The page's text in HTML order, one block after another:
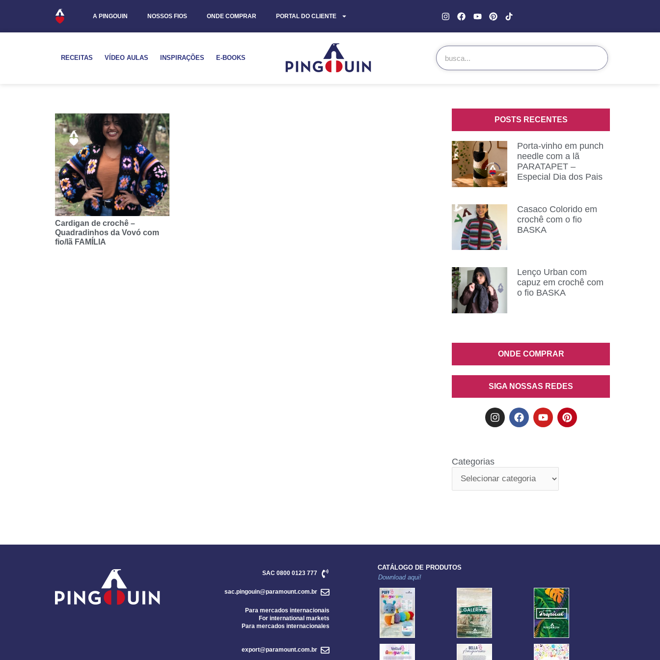
A PINGOUIN NOSSOS FIOS ONDE COMPRAR PORTAL DO CLIENTE
RECEITAS VÍDEO AULAS INSPIRAÇÕES E-BOOKS
Cardigan de crochê –
Quadradinhos da Vovó com
fio/lã FAMÍLIA
POSTS RECENTES
Porta-vinho em punch
needle com a lã
PARATAPET –
Especial Dia dos Pais
Casaco Colorido em
crochê com o fio
BASKA
Lenço Urban com
capuz em crochê com
o fio BASKA
ONDE COMPRAR
SIGA NOSSAS REDES
Categorias
SAC 0800 0123 777
sac.pingouin@paramount.com.br
Para mercados internacionais
For international markets
Para mercados internacionales
export@paramount.com.br
CATÁLOGO DE PRODUTOS
Download aqui!